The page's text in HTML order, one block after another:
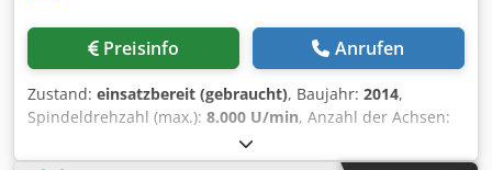
Preisinfo Anrufen
Zustand: einsatzbereit (gebraucht), Baujahr: 2014,
Spindeldrehzahl (max.): 8.000 U/min, Anzahl der Achsen:
, Diese 9-achsige TRAUB TNL 32 Schweizer Drehmaschine
wurde im Jahr 2014 hergestellt. Sie verfügt über eine TX8i-